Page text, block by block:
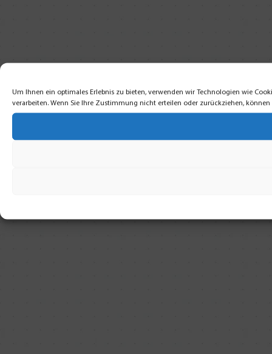
Um Ihnen ein optimales Erlebnis zu bieten, verwenden wir Technologien wie
verarbeiten. Wenn Sie Ihre Zustimmung nicht erteilen oder zurückziehen,